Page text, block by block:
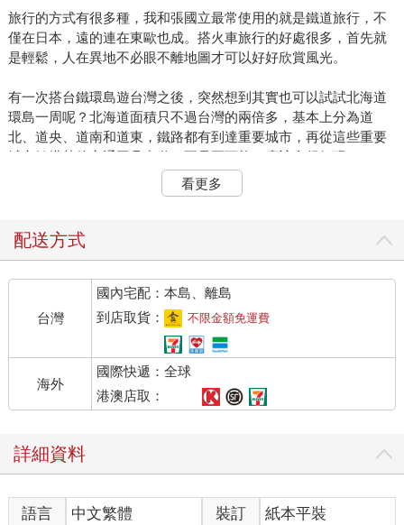
旅行的方式有很多種，我和張國立最常使用的就是鐵道旅行，不
僅在日本，遠的連在東歐也成。搭火車旅行的好處很多，首先就
是輕鬆，人在異地不必眼不離地圖才可以好好欣賞風光。
有一次搭台鐵環島遊台灣之後，突然想到其實也可以試試北海道
環島一周呢？北海道面積只不過台灣的兩倍多，基本上分為道
北、道央、道南和道東，鐵路都有到達重要城市，再從這些重要
城市轉搭其他交通工具出遊，不是不可能，應該會很好玩。
於是，旅行的目標確定，一：搭特色火車，吃鐵路便當。二：火
道的海鮮。
安排行程最麻煩的一件事就是查詢火車時刻，還好找到一個網
站，只要輸入出發和抵達的地點，就會列出距離、花費時間和票
價，還有轉車次數和車站，這個部分是最重要的，一不注意就會
忘了要下車轉乘，我就碰過這樣的意外，結果多花了兩個小時耗
在車站裡。除此之外，像是SL蒸汽火車或小火車等都是季節或週
末限定，前後行程也都要配合，因此，想要一次假期完成環島一
圈是可以，但不可能搭到全部的特色列車。
JR PASS，也就是北海道鐵道為了吸引外國人而推出的優惠票，
有的時候用三天的，有的考量不連續使用而買了彈性四天的，這
部分在出發前就必須做好計畫。我記得第一次為了考慮買連續還
是買彈性的在櫃台前算半天，計算分別賺多少。售票小姐雖然很
看更多
配送方式
台灣
國內宅配：本島、離島
到店取貨：
不限金額免運費
海外
國際快遞：全球
港澳店取：
詳細資料
語言 中文繁體 裝訂
紙本平裝